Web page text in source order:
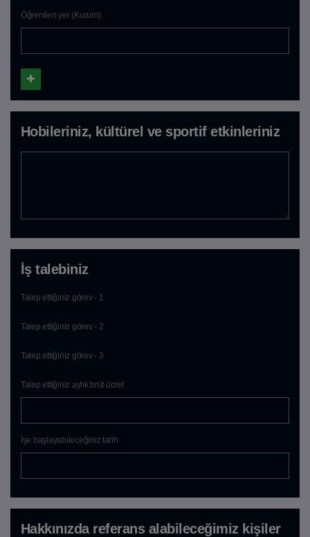
Öğrenilen yer (Kurum)
Hobileriniz, kültürel ve sportif etkinleriniz
İş talebiniz
Talep ettiğiniz görev - 1
Talep ettiğiniz görev - 2
Talep ettiğiniz görev - 3
Talep ettiğiniz aylık brüt ücret
İşe başlayabileceğiniz tarih
Hakkınızda referans alabileceğimiz kişiler